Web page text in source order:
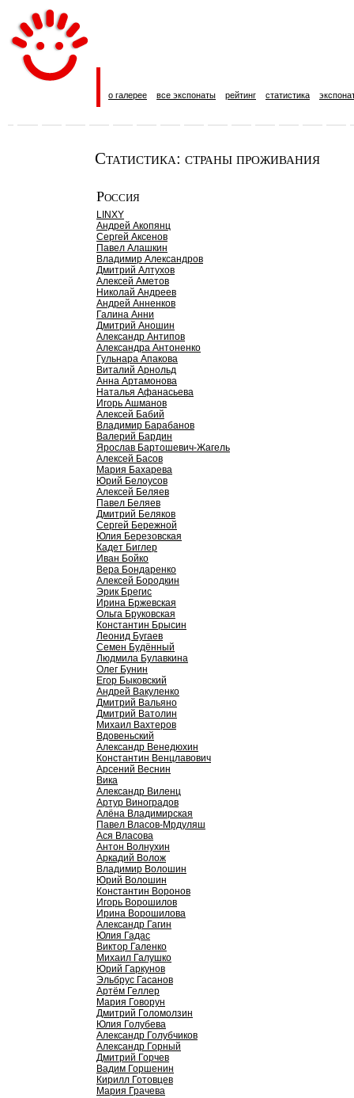
о галерее все экспонаты рейтинг статистика
Статистика: страны проживания
Россия
LINXY
Андрей Акопянц
Сергей Аксенов
Павел Алашкин
Владимир Александров
Дмитрий Алтухов
Алексей Аметов
Николай Андреев
Андрей Анненков
Галина Анни
Дмитрий Аношин
Александр Антипов
Александра Антоненко
Гульнара Апакова
Виталий Арнольд
Анна Артамонова
Наталья Афанасьева
Игорь Ашманов
Алексей Бабий
Владимир Барабанов
Валерий Бардин
Ярослав Бартошевич-Жагель
Алексей Басов
Мария Бахарева
Юрий Белоусов
Алексей Беляев
Павел Беляев
Дмитрий Беляков
Сергей Бережной
Юлия Березовская
Кадет Биглер
Иван Бойко
Вера Бондаренко
Алексей Бородкин
Эрик Брегис
Ирина Бржевская
Ольга Бруковская
Константин Брысин
Леонид Бугаев
Семен Будённый
Людмила Булавкина
Олег Бунин
Егор Быковский
Андрей Вакуленко
Дмитрий Вальяно
Дмитрий Ватолин
Михаил Вахтеров
Вдовеньский
Александр Венедюхин
Константин Венцлавович
Арсений Веснин
Вика
Александр Виленц
Артур Виноградов
Алёна Владимирская
Павел Власов-Мрдуляш
Ася Власова
Антон Волнухин
Аркадий Волож
Владимир Волошин
Юрий Волошин
Константин Воронов
Игорь Ворошилов
Ирина Ворошилова
Александр Гагин
Юлия Гадас
Виктор Галенко
Михаил Галушко
Юрий Гаркунов
Эльбрус Гасанов
Артём Геллер
Мария Говорун
Дмитрий Голомолзин
Юлия Голубева
Александр Голубчиков
Александр Горный
Дмитрий Горчев
Вадим Горшенин
Кирилл Готовцев
Мария Грачева